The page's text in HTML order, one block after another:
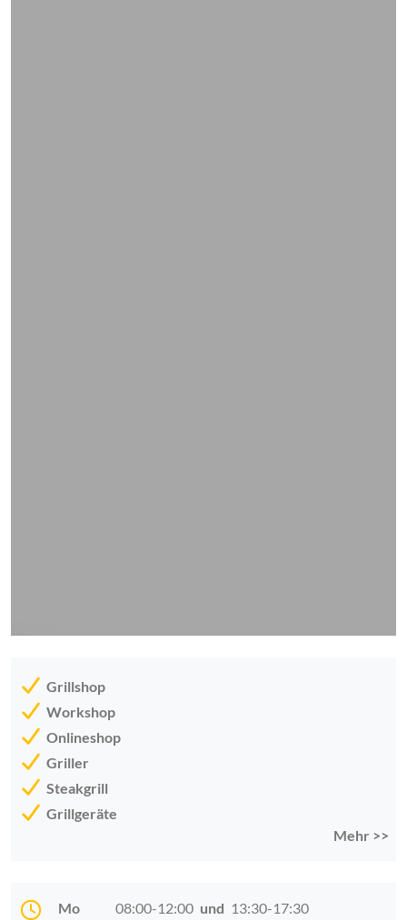
Grillshop
Workshop
Onlineshop
Griller
Steakgrill
Grillgeräte
Mehr >>
Mo 08:00-12:00 und 13:30-17:30